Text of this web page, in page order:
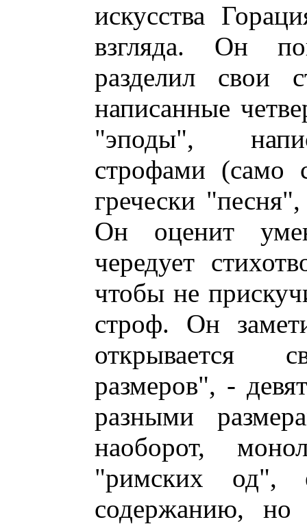
искусства
взгляда. Он
разделил свои
написанные
"эподы",
строфами (само
гречески
Он оценит
чередует
чтобы не
строф. Он
открывается
размеров", -
разными
наоборот,
"римских од",
содержанию,